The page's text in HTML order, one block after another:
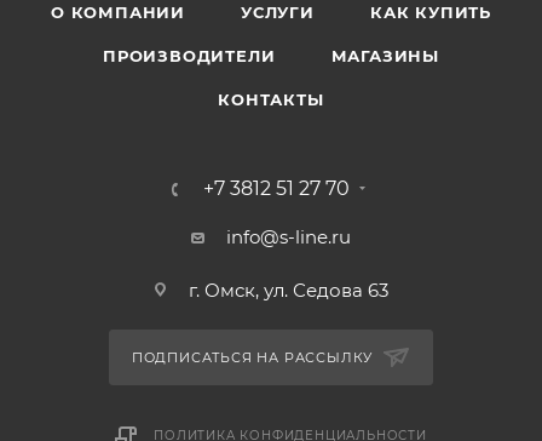
О КОМПАНИИ УСЛУГИ КАК КУПИТЬ
ПРОИЗВОДИТЕЛИ МАГАЗИНЫ
КОНТАКТЫ
+7 3812 51 27 70
info@s-line.ru
г. Омск, ул. Седова 63
ПОДПИСАТЬСЯ НА РАССЫЛКУ
ПОЛИТИКА КОНФИДЕНЦИАЛЬНОСТИ